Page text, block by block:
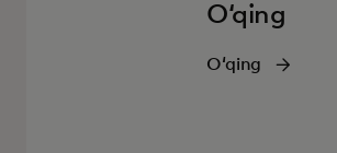
Oʻqing
Oʻqing